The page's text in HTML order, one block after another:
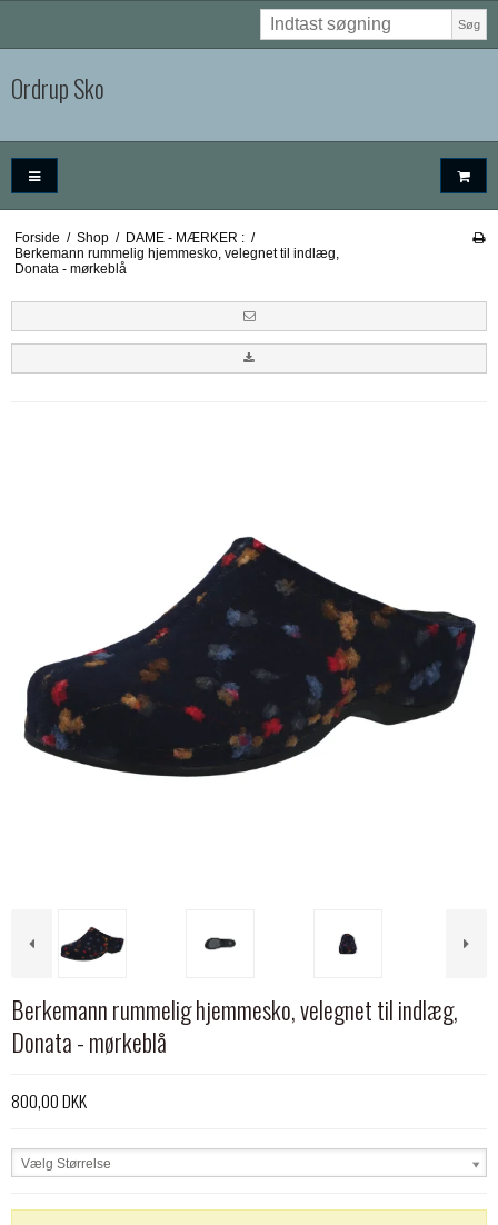
Søg
Ordrup Sko
Forside / Shop / DAME - MÆRKER : /
Berkemann rummelig hjemmesko, velegnet til indlæg,
Donata - mørkeblå
Berkemann rummelig hjemmesko, velegnet til indlæg,
Donata - mørkeblå
800,00 DKK
Vælg Størrelse